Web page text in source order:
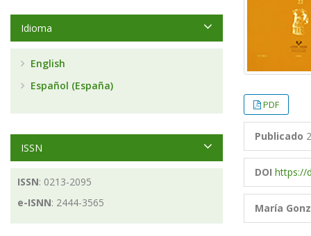
PDF
Publicado
DOI https://
María
Idioma
English
Español (España)
ISSN
ISSN: 0213-2095
e-ISNN: 2444-3565